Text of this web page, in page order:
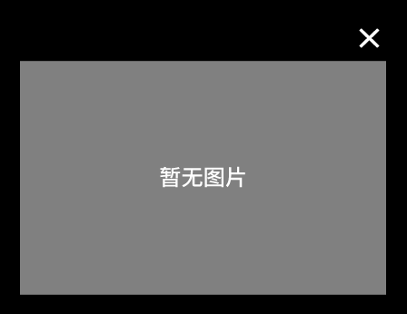
关于M+藏品